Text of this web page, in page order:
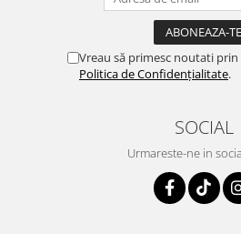
Vreau să primesc noutati prin
Politica de Confidențialitate.
SOCIAL
Urmareste-ne in